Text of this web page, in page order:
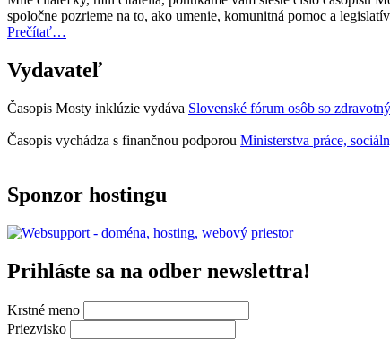
rok
2027
teraz
otvorená
na
návrhov”
spoločne pozrieme na to, ako umenie, komunitná pomoc a
Prečítať“Úvodník
Mosty
inklúzie
…
Vydavateľ
Časopis Mosty inklúzie vydáva Slovenské fórum osôb so
Časopis vychádza s finančnou podporou Ministerstva práce,
Sponzor hostingu
Prihláste sa na odber newslettra!
Krstné meno
Priezvisko